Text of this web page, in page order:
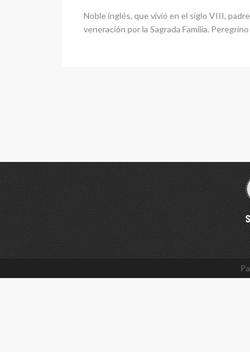
Noble inglés, que vivió en el siglo VIII,
veneración por la Sagrada Familia.